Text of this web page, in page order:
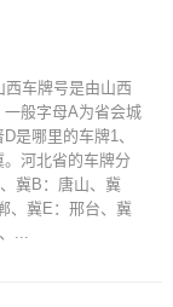
西车牌号是由山西
般字母A为省会城
是哪里的车牌1、
河北省的车牌分
冀B：唐山、冀
、冀E：邢台、冀
...